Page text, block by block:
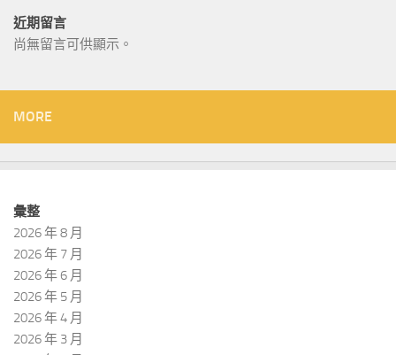
近期留言
尚無留言可供顯示。
MORE
彙整
2026 年 8 月
2026 年 7 月
2026 年 6 月
2026 年 5 月
2026 年 4 月
2026 年 3 月